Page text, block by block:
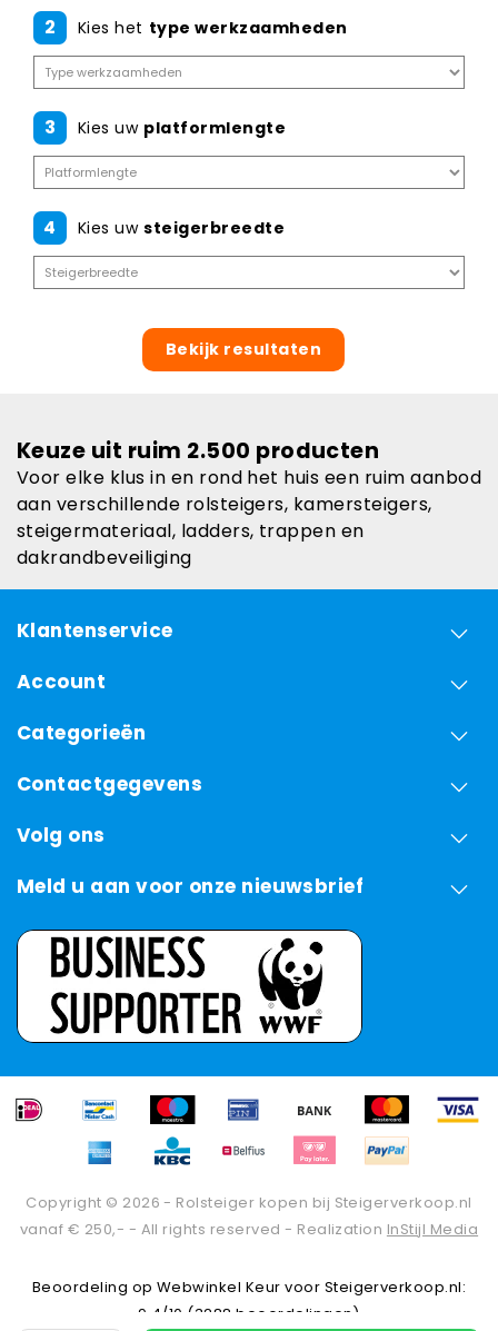
2 Kies het type werkzaamheden
3 Kies uw platformlengte
4 Kies uw steigerbreedte
Bekijk resultaten
Keuze uit ruim 2.500 producten
Voor elke klus in en rond het huis een ruim aanbod
aan verschillende rolsteigers, kamersteigers,
steigermateriaal, ladders, trappen en
dakrandbeveiliging
Klantenservice
Account
Categorieën
Contactgegevens
Volg ons
Meld u aan voor onze nieuwsbrief
Copyright © 2026 - Rolsteiger kopen bij Steigerverkoop.nl
vanaf € 250,- - All rights reserved - Realization InStijl Media
Beoordeling op Webwinkel Keur voor Steigerverkoop.nl:
9.4/10 (3288 beoordelingen)